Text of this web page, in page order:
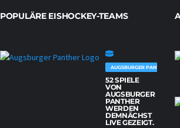
POPULÄRE EISHOCKEY-TEAMS
AUGSBURGER PANTHER
52 SPIELE
VON
AUGSBURGER
PANTHER
WERDEN
DEMNÄCHST
LIVE GEZEIGT.